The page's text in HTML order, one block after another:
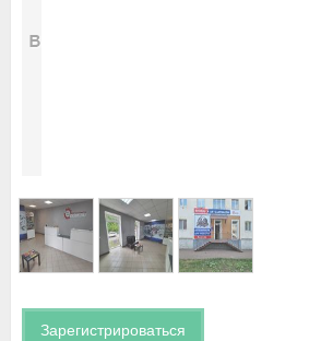
Зарегистрироваться